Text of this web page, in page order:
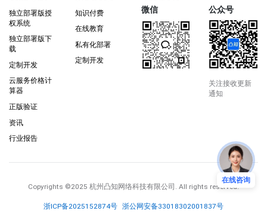
独立部署版授
权系统
独立部署版下
载
定制开发
云服务价格计
算器
正版验证
资讯
行业报告
知识付费
在线教育
私有化部署
定制开发
微信 公众号
关注接收更新
通知
Copyrights ©2025 杭州凸知网络科技有限公司 . All rights reserved.
浙ICP备2025152874号 浙公网安备33018302001837号
在线咨询